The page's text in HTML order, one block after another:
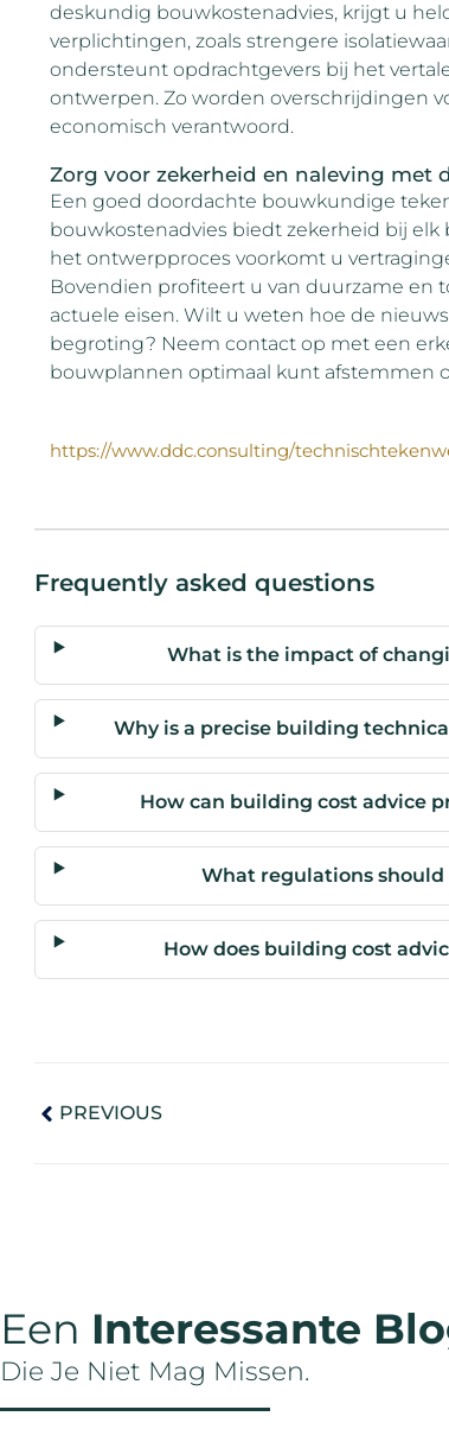
deskundig bouwkostenadvies, krijgt u
verplichtingen, zoals strengere
ondersteunt opdrachtgevers bij het
ontwerpen. Zo worden overschrijdingen
economisch verantwoord.
Zorg voor zekerheid en naleving met
Een goed doordachte bouwkundige
bouwkostenadvies biedt zekerheid bij
het ontwerpproces voorkomt u
Bovendien profiteert u van duurzame en
actuele eisen. Wilt u weten hoe de
begroting? Neem contact op met een
bouwplannen optimaal kunt afstemmen
https://www.ddc.consulting/
Frequently asked questions
What is the impact of
Why is a precise building
How can building cost advice
What regulations
How does building cost
PREVIOUS
Een Interessante
Die Je Niet Mag Missen.